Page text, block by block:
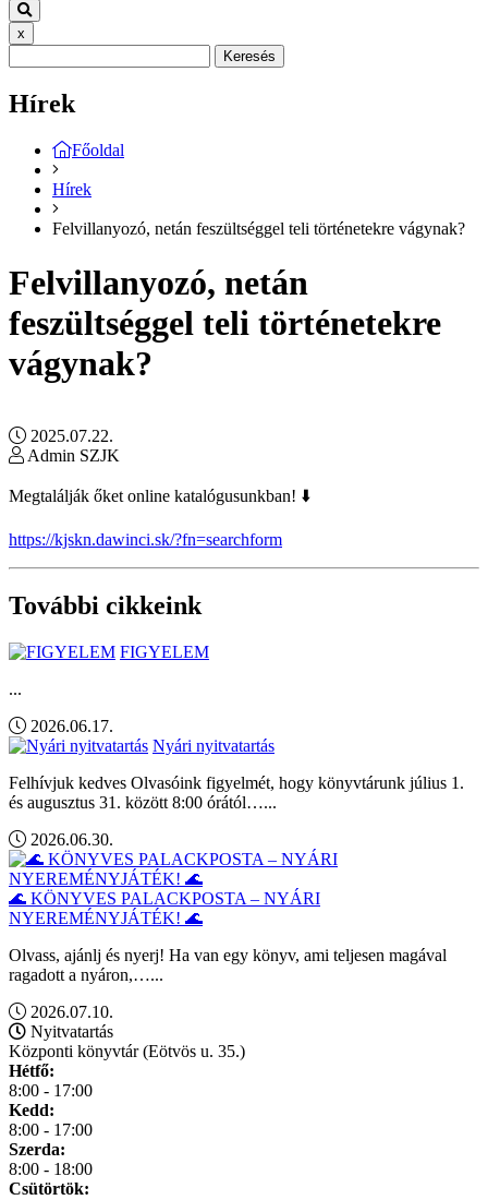
x
Keresés
Hírek
Főoldal
Hírek
Felvillanyozó, netán feszültséggel teli történetekre vágynak?
Felvillanyozó, netán
feszültséggel teli történetekre
vágynak?
2025.07.22.
Admin SZJK
Megtalálják őket online katalógusunkban! ⬇️
https://kjskn.dawinci.sk/?fn=searchform
További cikkeink
FIGYELEM
...
2026.06.17.
Nyári nyitvatartás
Felhívjuk kedves Olvasóink figyelmét, hogy könyvtárunk július 1.
és augusztus 31. között 8:00 órától…...
2026.06.30.
🌊 KÖNYVES PALACKPOSTA – NYÁRI
NYEREMÉNYJÁTÉK! 🌊
Olvass, ajánlj és nyerj! Ha van egy könyv, ami teljesen magával
ragadott a nyáron,…...
2026.07.10.
Nyitvatartás
Központi könyvtár (Eötvös u. 35.)
Hétfő:
8:00 - 17:00
Kedd:
8:00 - 17:00
Szerda:
8:00 - 18:00
Csütörtök: